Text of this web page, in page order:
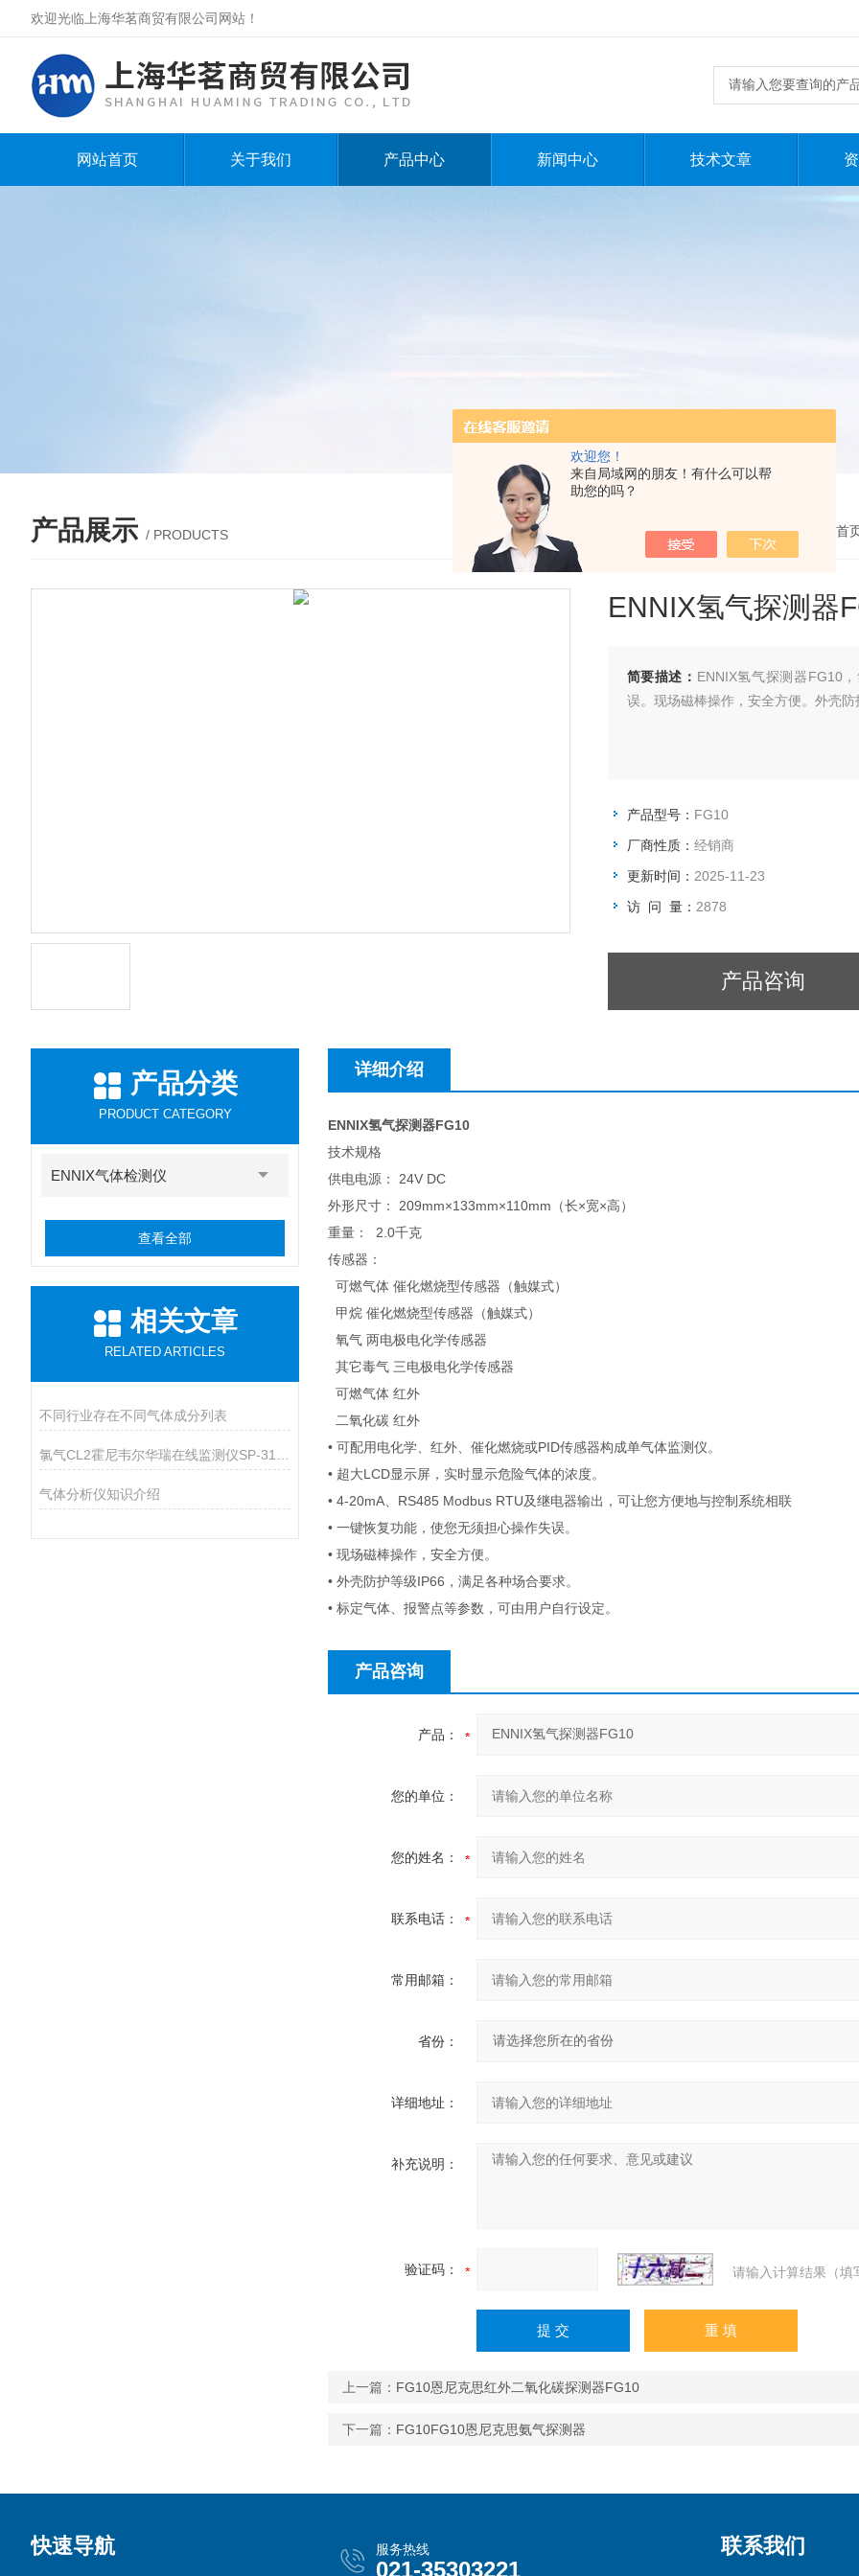
欢迎您！
来自局域网的朋友！有什么可以帮
助您的吗？
欢迎光临上海华茗商贸有限公司网站！
网站首页 关于我们 产品中心 新闻中心 技术文章
产品展示 / PRODUCTS 您的位置： 网站首
ENNIX氢气探测器
简要描述： ENNIX氢气探测器FG10
误。现场磁棒操作，安全方便。外壳
产品型号： FG10
厂商性质： 经销商
更新时间： 2025-11-23
访 问 量： 2878
产品咨询
产品分类
PRODUCT CATEGORY
ENNIX气体检测仪
查看全部
相关文章
RELATED ARTICLES
不同行业存在不同气体成分列表
气体分析仪知识介绍
详细介绍
ENNIX氢气探测器FG10
技术规格
供电电源： 24V DC
外形尺寸： 209mm×133mm×110mm（长×宽×高）
重量： 2.0千克
传感器：
可燃气体 催化燃烧型传感器（触媒式）
甲烷 催化燃烧型传感器（触媒式）
氧气 两电极电化学传感器
其它毒气 三电极电化学传感器
可燃气体 红外
二氧化碳 红外
• 可配用电化学、红外、催化燃烧或PID传感器构成单气体监测仪。
• 超大LCD显示屏，实时显示危险气体的浓度。
• 4-20mA、RS485 Modbus RTU及继电器输出，可让您方便地与控制系统相联
• 一键恢复功能，使您无须担心操作失误。
• 现场磁棒操作，安全方便。
• 外壳防护等级IP66，满足各种场合要求。
• 标定气体、报警点等参数，可由用户自行设定。
产品咨询
产品：
您的单位：
您的姓名：
联系电话：
常用邮箱：
省份：
详细地址：
补充说明：
验证码： 请输入计算结果（填
上一篇： FG10恩尼克思红外二氧化碳探测器FG10
下一篇： FG10FG10恩尼克思氨气探测器
快速导航 服务热线
021-35303221
联系我们